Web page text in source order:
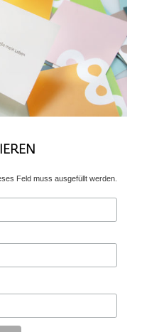
Feld muss ausgefüllt werden.